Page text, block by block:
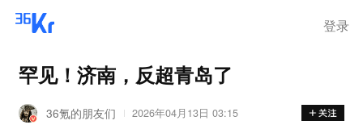
登录
罕见！济南，反超青岛了
36氪的朋友们 2026年04月13日 03:15